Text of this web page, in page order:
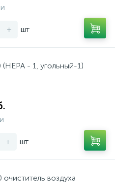
+ шт
- 1, угольный-1)
+ шт
воздуха